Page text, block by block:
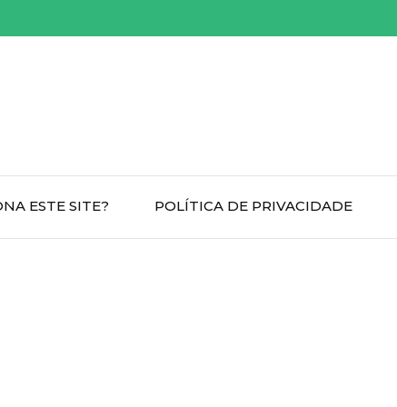
ESTE SITE? POLÍTICA DE PRIVACIDADE